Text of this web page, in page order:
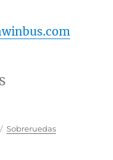
Categorías
Sobreruedas